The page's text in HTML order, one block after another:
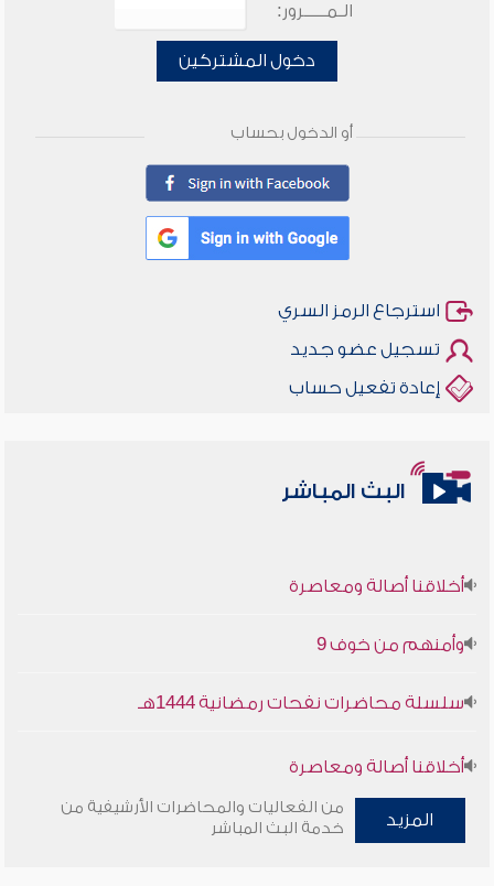
الـمـــــرور:
دخول المشتركين
أو الدخول بحساب
استرجاع الرمز السري
تسجيل عضو جديد
إعادة تفعيل حساب
البث المباشر
أخلاقنا أصالة ومعاصرة
وأمنهم من خوف 9
سلسلة محاضرات نفحات رمضانية 1444هـ
أخلاقنا أصالة ومعاصرة
وأمنهم من خوف 9
المزيد
من الفعاليات والمحاضرات الأرشيفية من
خدمة البث المباشر